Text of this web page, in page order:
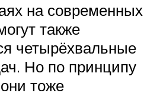
на современных
также
четырёхвальные
Но по принципу
тоже